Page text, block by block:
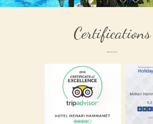
Certifications